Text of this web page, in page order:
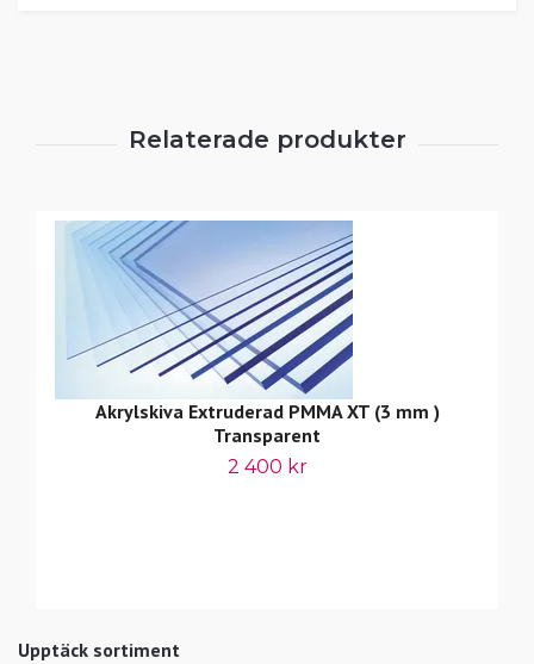
Upptäck sortiment
Akrylskiva Extruderad PMMA XT (3 mm )
Transparent
2 400 kr